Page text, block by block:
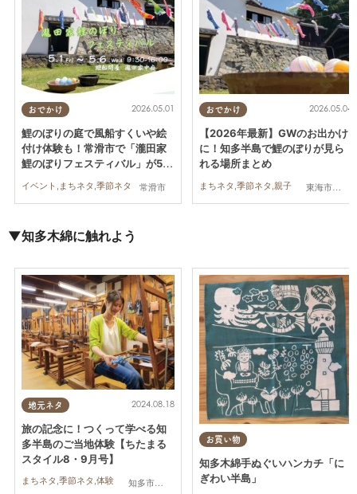
おでかけ
常滑市
2026.05.01
鯉のぼりの庭で風船すくいや絵
付け体験も！常滑市で「瀧田家
鯉のぼりフェスティバル」が5/1
イベント,まちネタ,季節ネタ
おでかけ
東海市,半田市,常滑市
2026.05.04
【2026年最新】GWのお出かけ
に！知多半島で鯉のぼりが見ら
れる場所まとめ
まちネタ,季節ネタ,親子
▼知多木綿に触れよう
地元ネタ
知多市,常滑市,美浜町
2024.08.18
旅の記念に！つくって学べる知
多半島のご当地体験【ちたまる
スタイル8・9月号】
まちネタ,季節ネタ,体験
お買い物
知多木綿手ぬぐいハンカチ「に
ぎわい半島」